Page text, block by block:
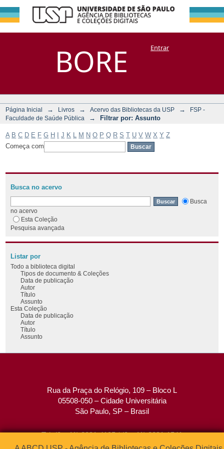
BORE
Filtrar por:
Assunto
DSpace/Manakin + CoriscoEntrar
Página Inicial → Livros → Acervo das Bibliotecas da USP →
FSP -
Faculdade de Saúde Pública
→ Filtrar por: Assunto
A B C D E F G H J K M N O P Q R S T U V W X Y Z
Começa com
Busca no acervo
Busca
no acervo
Esta Coleção
Pesquisa avançada
Listar por
Todo a biblioteca digital
Tipos de documento & Coleções
Data de publicação
Autor
Título
Assunto
Esta Coleção
Data de publicação
Autor
Título
Assunto
Rua da Praça do Relógio, 109 – Bloco L
05508-050 – Cidade Universitária
São Paulo, SP – Brasil
Tel: (0xx11) 3091-4195 / (0xx11) 3091-1541
Fax: (0xx11) 3091-1567